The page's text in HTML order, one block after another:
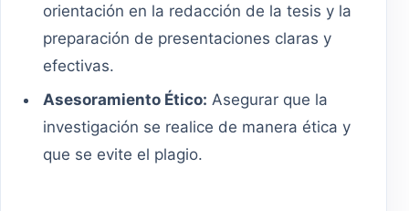
orientación en la redacción de la tesis y la
preparación de presentaciones claras y
efectivas.
Asesoramiento Ético: Asegurar que la
investigación se realice de manera ética y
que se evite el plagio.